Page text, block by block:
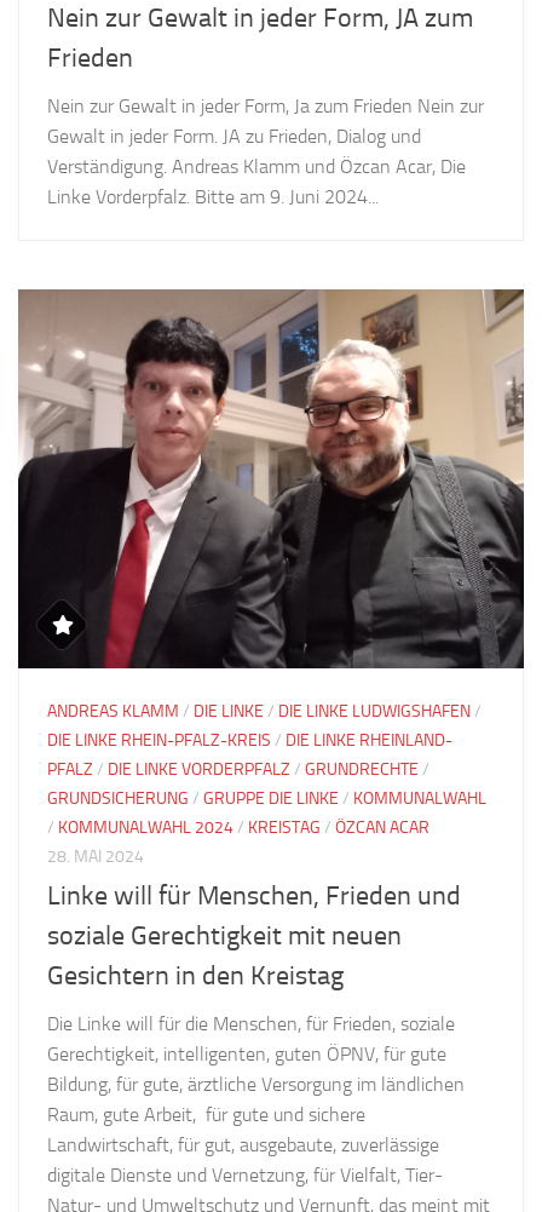
Nein zur Gewalt in jeder Form, JA zum
Frieden
Nein zur Gewalt in jeder Form, Ja zum Frieden Nein zur
Gewalt in jeder Form. JA zu Frieden, Dialog und
Verständigung. Andreas Klamm und Özcan Acar, Die
Linke Vorderpfalz. Bitte am 9. Juni 2024...
ANDREAS KLAMM / DIE LINKE / DIE LINKE LUDWIGSHAFEN/
DIE LINKE RHEIN-PFALZ-KREIS / DIE LINKE RHEINLAND-
PFALZ / DIE LINKE VORDERPFALZ / GRUNDRECHTE /
GRUNDSICHERUNG / GRUPPE DIE LINKE / KOMMUNALWAHL
/ KOMMUNALWAHL 2024/ KREISTAG / ÖZCAN ACAR
28. MAI 2024
Linke will für Menschen, Frieden und
soziale Gerechtigkeit mit neuen
Gesichtern in den Kreistag
Die Linke will für die Menschen, für Frieden, soziale
Gerechtigkeit, intelligenten, guten ÖPNV, für gute
Bildung, für gute, ärztliche Versorgung im ländlichen
Raum, gute Arbeit, für gute und sichere
Landwirtschaft, für gut, ausgebaute, zuverlässige
digitale Dienste und Vernetzung, für Vielfalt, Tier-
Natur- und Umweltschutz und Vernunft, das meint mit